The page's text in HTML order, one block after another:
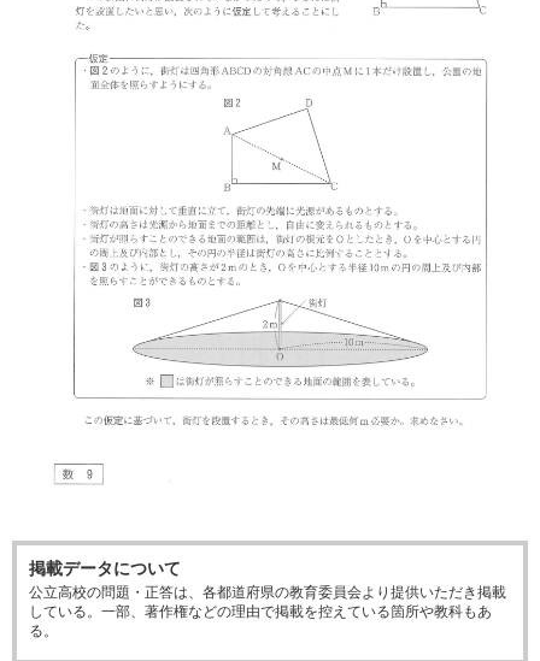
掲載データについて
公立高校の問題・正答は、各都道府県の教育委員会より提供いただき掲載
している。一部、著作権などの理由で掲載を控えている箇所や教科もあ
る。